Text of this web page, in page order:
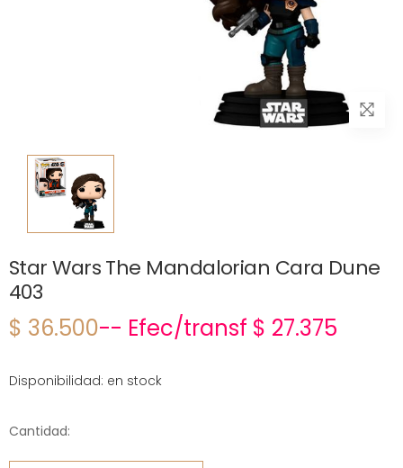
Star Wars The Mandalorian Cara Dune
403
$ 36.500-- Efec/transf $ 27.375
Disponibilidad: en stock
Cantidad: